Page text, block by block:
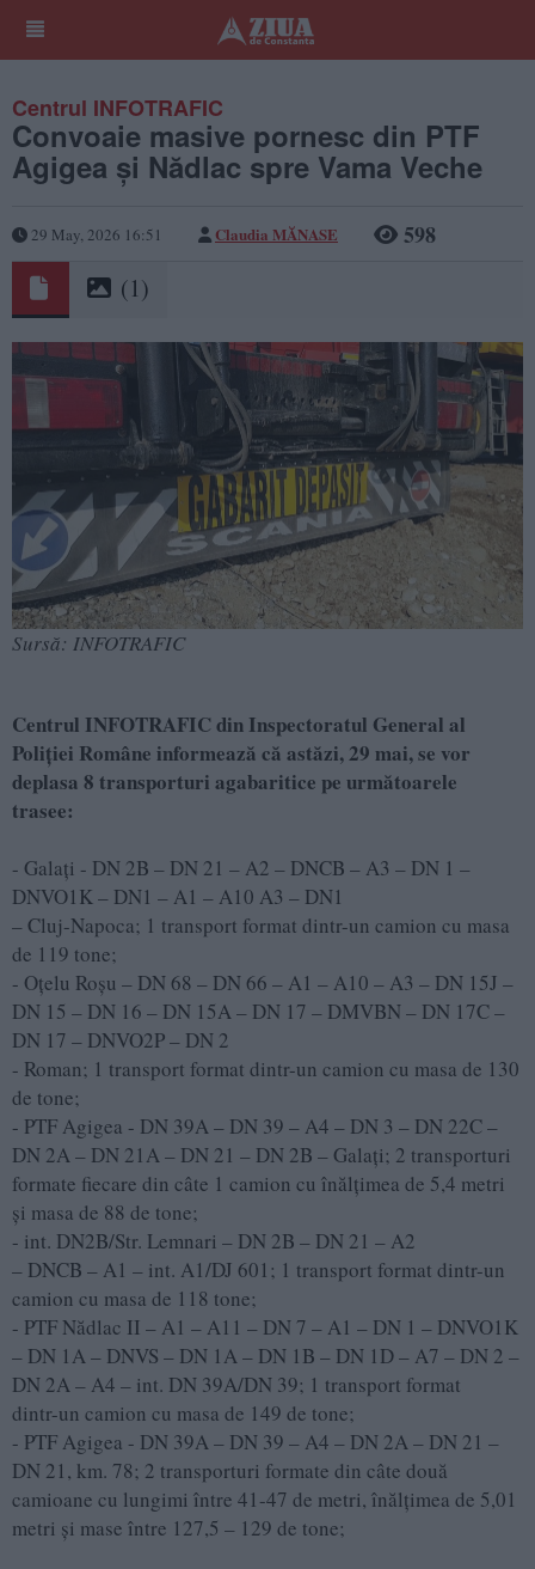
Centrul INFOTRAFIC
Convoaie masive pornesc din PTF
Agigea și Nădlac spre Vama Veche
29 May, 2026 16:51 Claudia MĂNASE 598
(1)
Sursă: INFOTRAFIC
Centrul INFOTRAFIC din Inspectoratul General al
Poliției Române informează că astăzi, 29 mai, se vor
deplasa 8 transporturi agabaritice pe următoarele
trasee:
- Galați - DN 2B – DN 21 – A2 – DNCB – A3 – DN 1 –
DNVO1K – DN1 – A1 – A10 A3 – DN1
– Cluj-Napoca; 1 transport format dintr-un camion cu masa
de 119 tone;
- Oțelu Roșu – DN 68 – DN 66 – A1 – A10 – A3 – DN 15J –
DN 15 – DN 16 – DN 15A – DN 17 – DMVBN – DN 17C –
DN 17 – DNVO2P – DN 2
- Roman; 1 transport format dintr-un camion cu masa de 130
de tone;
- PTF Agigea - DN 39A – DN 39 – A4 – DN 3 – DN 22C –
DN 2A – DN 21A – DN 21 – DN 2B – Galați; 2 transporturi
formate fiecare din câte 1 camion cu înălțimea de 5,4 metri
și masa de 88 de tone;
- int. DN2B/Str. Lemnari – DN 2B – DN 21 – A2
– DNCB – A1 – int. A1/DJ 601; 1 transport format dintr-un
camion cu masa de 118 tone;
- PTF Nădlac II – A1 – A11 – DN 7 – A1 – DN 1 – DNVO1K
– DN 1A – DNVS – DN 1A – DN 1B – DN 1D – A7 – DN 2 –
DN 2A – A4 – int. DN 39A/DN 39; 1 transport format
dintr-un camion cu masa de 149 de tone;
- PTF Agigea - DN 39A – DN 39 – A4 – DN 2A – DN 21 –
DN 21, km. 78; 2 transporturi formate din câte două
camioane cu lungimi între 41-47 de metri, înălțimea de 5,01
metri și mase între 127,5 – 129 de tone;